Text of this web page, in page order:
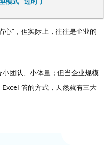
心”，但实际上，往往是企业的
团队、小体量；但当企业规模
管的方式，天然就有三大